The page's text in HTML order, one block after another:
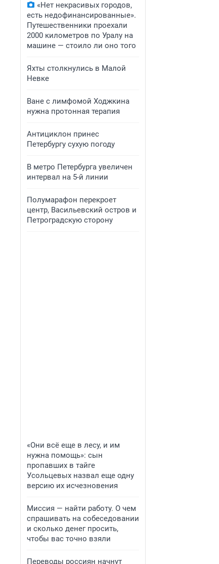
«Нет некрасивых городов,
есть недофинансированные».
Путешественники проехали
2000 километров по Уралу на
машине — стоило ли оно того
Яхты столкнулись в Малой
Невке
Ване с лимфомой Ходжкина
нужна протонная терапия
Антициклон принес
Петербургу сухую погоду
В метро Петербурга увеличен
интервал на 5-й линии
Полумарафон перекроет
центр, Васильевский остров и
Петроградскую сторону
«Они всё еще в лесу, и им
нужна помощь»: сын
пропавших в тайге
Усольцевых назвал еще одну
версию их исчезновения
Миссия — найти работу. О чем
спрашивать на собеседовании
и сколько денег просить,
чтобы вас точно взяли
Переводы россиян начнут